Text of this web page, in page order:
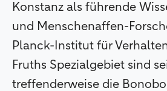
Konstanz als führende
und Menschenaffen-
Planck-Institut für
Fruths Spezialgebiet sind
treffenderweise die